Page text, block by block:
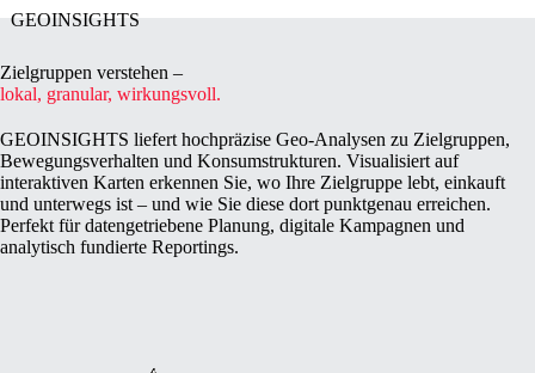
GEOINSIGHTS
Zielgruppen verstehen –
lokal, granular, wirkungsvoll.
GEOINSIGHTS liefert hochpräzise Geo-Analysen zu Zielgruppen,
Bewegungsverhalten und Konsumstrukturen. Visualisiert auf
interaktiven Karten erkennen Sie, wo Ihre Zielgruppe lebt, einkauft
und unterwegs ist – und wie Sie diese dort punktgenau erreichen.
Perfekt für datengetriebene Planung, digitale Kampagnen und
analytisch fundierte Reportings.